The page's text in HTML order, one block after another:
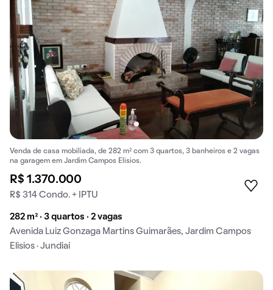
Venda de casa mobiliada, de 282 m² com 3 quartos, 3 banheiros e 2 vagas
na garagem em Jardim Campos Elisios.
R$ 1.370.000
R$ 314 Condo. + IPTU
282 m² · 3 quartos · 2 vagas
Avenida Luiz Gonzaga Martins Guimarães, Jardim Campos
Elisios · Jundiaí